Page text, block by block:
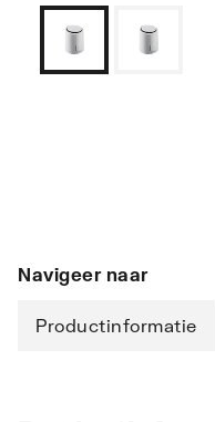
Navigeer naar
Productinformatie